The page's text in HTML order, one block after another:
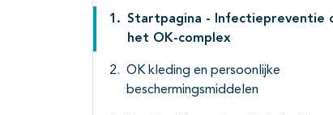
Startpagina - Infectiepreventie
het OK-complex
OK kleding en persoonlijke
beschermingsmiddelen